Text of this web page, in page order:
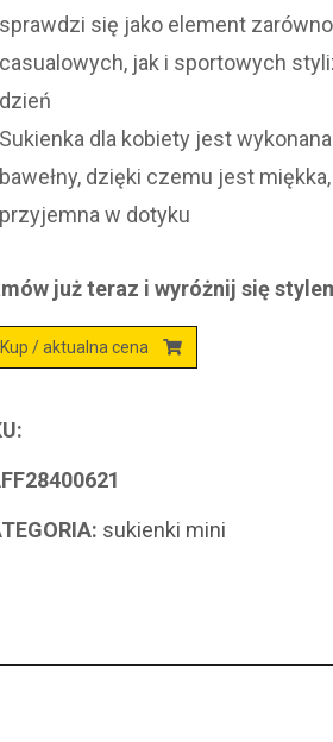
sprawdzi się jako element zarówno
casualowych, jak i sportowych
dzień
Sukienka dla kobiety jest
bawełny, dzięki czemu jest miękka,
przyjemna w dotyku
już teraz i wyróżnij się
Kup / aktualna cena
sukienki mini